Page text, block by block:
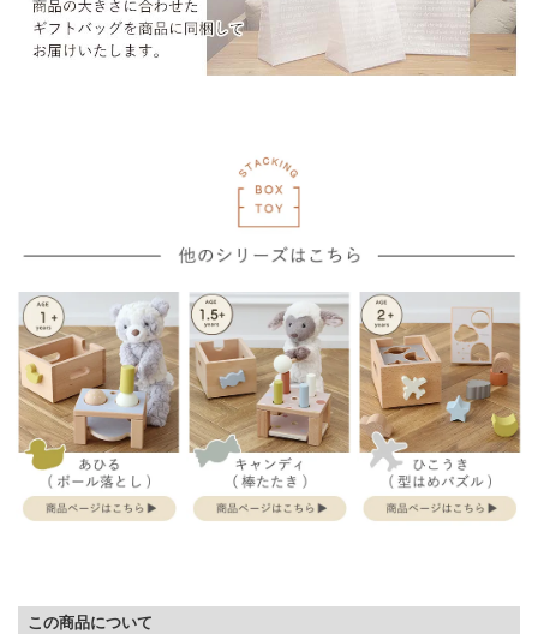
この商品について